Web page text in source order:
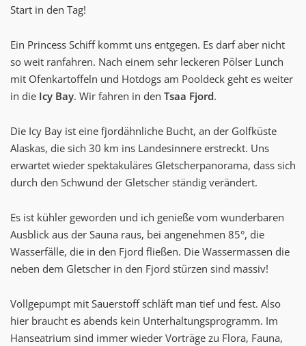
Start in den Tag!
Ein Princess Schiff kommt uns entgegen. Es darf aber nicht
so weit ranfahren. Nach einem sehr leckeren Pölser Lunch
mit Ofenkartoffeln und Hotdogs am Pooldeck geht es weiter
in die Icy Bay. Wir fahren in den Tsaa Fjord.
Die Icy Bay ist eine fjordähnliche Bucht, an der Golfküste
Alaskas, die sich 30 km ins Landesinnere erstreckt. Uns
erwartet wieder spektakuläres Gletscherpanorama, dass sich
durch den Schwund der Gletscher ständig verändert.
Es ist kühler geworden und ich genieße vom wunderbaren
Ausblick aus der Sauna raus, bei angenehmen 85°, die
Wasserfälle, die in den Fjord fließen. Die Wassermassen die
neben dem Gletscher in den Fjord stürzen sind massiv!
Vollgepumpt mit Sauerstoff schläft man tief und fest. Also
hier braucht es abends kein Unterhaltungsprogramm. Im
Hanseatrium sind immer wieder Vorträge zu Flora, Fauna,